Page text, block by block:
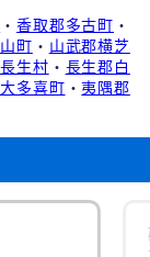
・ 香取郡多古町 ・
町 ・ 山武郡横芝
生村 ・ 長生郡白
多喜町 ・夷隅郡